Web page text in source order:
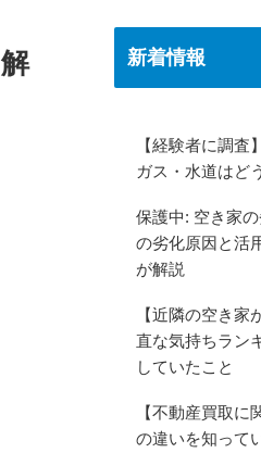
新着情報
【経験者に調査
ガス・水道はど
保護中: 空き家
の劣化原因と活
が解説
【近隣の空き
直な気持ちラン
していたこと
【不動産買取に
の違いを知って